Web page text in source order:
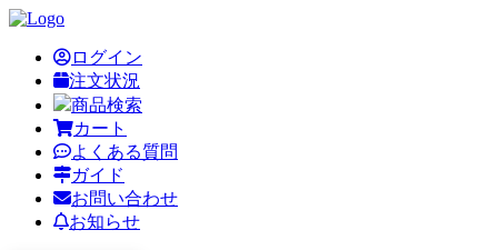
ログイン
注文状況
商品検索
カート
よくある質問
ガイド
お問い合わせ
お知らせ